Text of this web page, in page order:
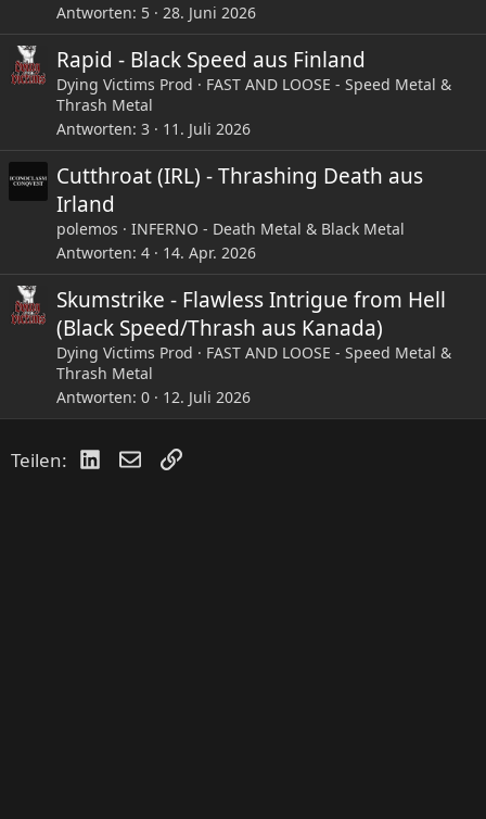
Antworten 5 28. Juni 2026
Rapid - Black Speed aus Finland
Dying Victims Prod
FAST AND LOOSE - Speed Metal &
Thrash Metal
Antworten 3 11. Juli 2026
Cutthroat (IRL) - Thrashing Death aus
Irland
polemos
INFERNO - Death Metal & Black Metal
Antworten 4 14. Apr. 2026
Skumstrike - Flawless Intrigue from Hell
(Black Speed/Thrash aus Kanada)
Dying Victims Prod
FAST AND LOOSE - Speed Metal &
Thrash Metal
Antworten 0 12. Juli 2026
Teilen: LinkedIn
E-MailLink